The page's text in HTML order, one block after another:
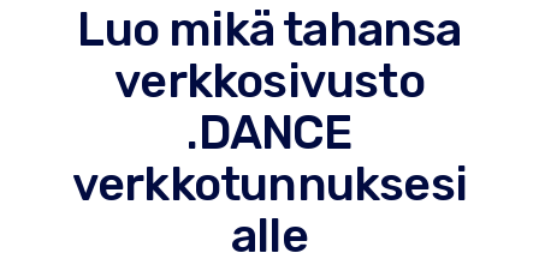
Luo mikä tahansa
verkkosivusto
.DANCE
verkkotunnuksesi
alle